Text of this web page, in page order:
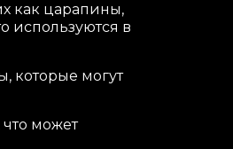
как царапины,
используются в
которые могут
может